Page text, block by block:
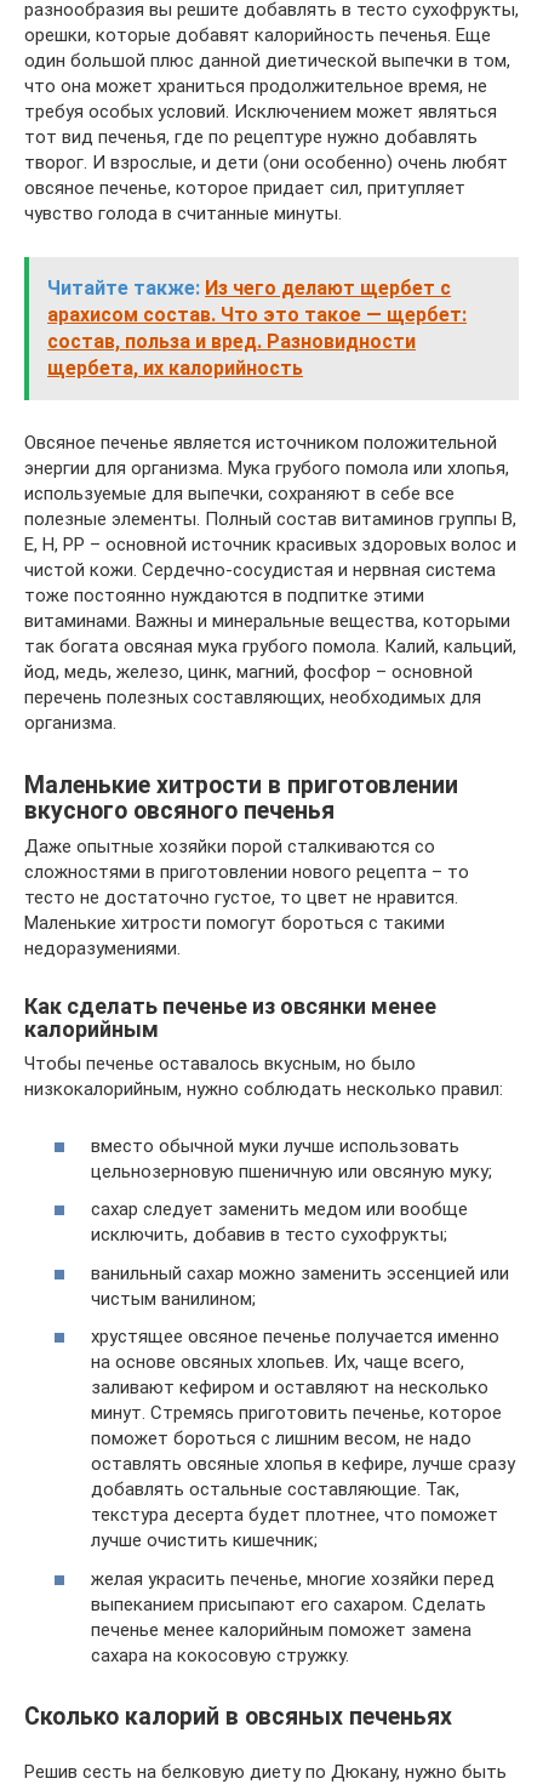
разнообразия вы решите добавлять в тесто сухофрукты,
орешки, которые добавят калорийность печенья. Еще
один большой плюс данной диетической выпечки в том,
что она может храниться продолжительное время, не
требуя особых условий. Исключением может являться
тот вид печенья, где по рецептуре нужно добавлять
творог. И взрослые, и дети (они особенно) очень любят
овсяное печенье, которое придает сил, притупляет
чувство голода в считанные минуты.
Читайте также: Из чего делают щербет с
арахисом состав. Что это такое — щербет:
состав, польза и вред. Разновидности
щербета, их калорийность
Овсяное печенье является источником положительной
энергии для организма. Мука грубого помола или хлопья,
используемые для выпечки, сохраняют в себе все
полезные элементы. Полный состав витаминов группы В,
Е, Н, РР – основной источник красивых здоровых волос и
чистой кожи. Сердечно-сосудистая и нервная система
тоже постоянно нуждаются в подпитке этими
витаминами. Важны и минеральные вещества, которыми
так богата овсяная мука грубого помола. Калий, кальций,
йод, медь, железо, цинк, магний, фосфор – основной
перечень полезных составляющих, необходимых для
организма.
Маленькие хитрости в приготовлении
вкусного овсяного печенья
Даже опытные хозяйки порой сталкиваются со
сложностями в приготовлении нового рецепта – то
тесто не достаточно густое, то цвет не нравится.
Маленькие хитрости помогут бороться с такими
недоразумениями.
Как сделать печенье из овсянки менее
калорийным
Чтобы печенье оставалось вкусным, но было
низкокалорийным, нужно соблюдать несколько правил:
вместо обычной муки лучше использовать
цельнозерновую пшеничную или овсяную муку;
сахар следует заменить медом или вообще
исключить, добавив в тесто сухофрукты;
ванильный сахар можно заменить эссенцией или
чистым ванилином;
хрустящее овсяное печенье получается именно
на основе овсяных хлопьев. Их, чаще всего,
заливают кефиром и оставляют на несколько
минут. Стремясь приготовить печенье, которое
поможет бороться с лишним весом, не надо
оставлять овсяные хлопья в кефире, лучше сразу
добавлять остальные составляющие. Так,
текстура десерта будет плотнее, что поможет
лучше очистить кишечник;
желая украсить печенье, многие хозяйки перед
выпеканием присыпают его сахаром. Сделать
печенье менее калорийным поможет замена
сахара на кокосовую стружку.
Сколько калорий в овсяных печеньях
Решив сесть на белковую диету по Дюкану, нужно быть